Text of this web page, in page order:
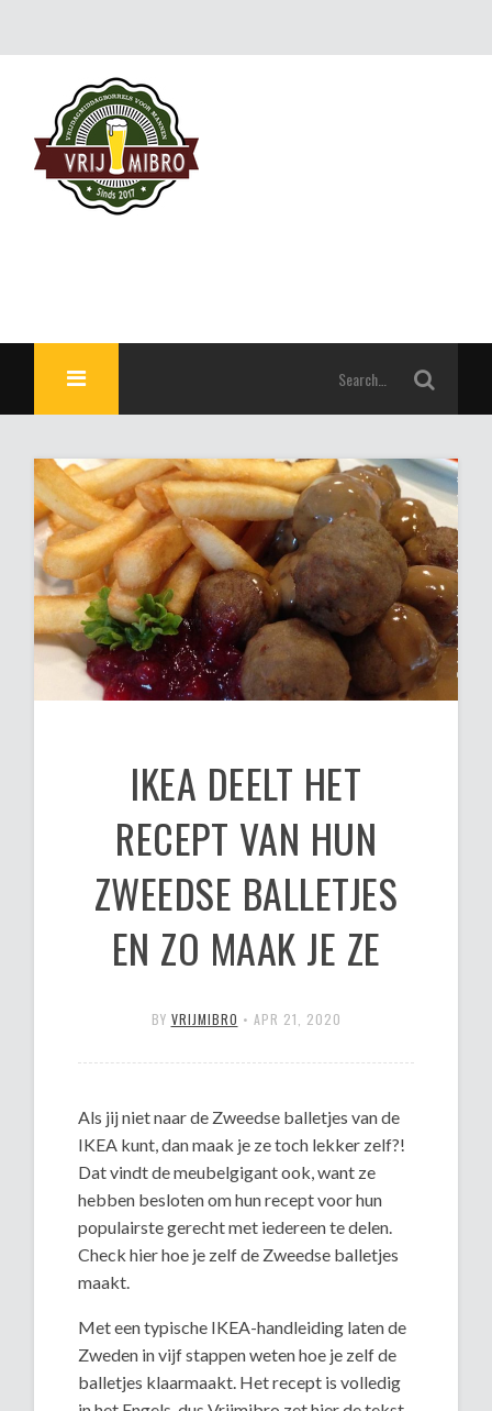
IKEA DEELT HET
RECEPT VAN HUN
ZWEEDSE BALLETJES
EN ZO MAAK JE ZE
BY VRIJMIBRO • APR 21, 2020
Als jij niet naar de Zweedse balletjes van de
IKEA kunt, dan maak je ze toch lekker zelf?!
Dat vindt de meubelgigant ook, want ze
hebben besloten om hun recept voor hun
populairste gerecht met iedereen te delen.
Check hier hoe je zelf de Zweedse balletjes
maakt.
Met een typische IKEA-handleiding laten de
Zweden in vijf stappen weten hoe je zelf de
balletjes klaarmaakt. Het recept is volledig